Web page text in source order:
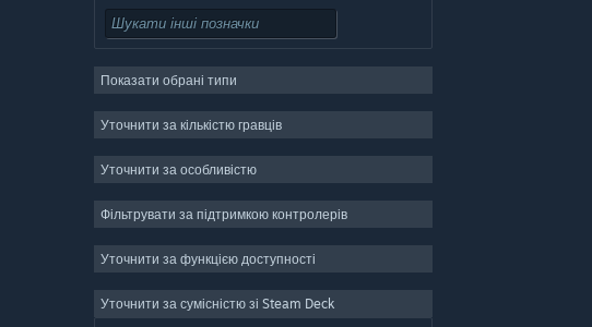
Вільний доступ
Масова багатокористувацька
Симулятор
Створення відео
Показати обрані типи
Уточнити за кількістю гравців
Уточнити за особливістю
Фільтрувати за підтримкою контролерів
Уточнити за функцією доступності
Уточнити за сумісністю зі Steam Deck